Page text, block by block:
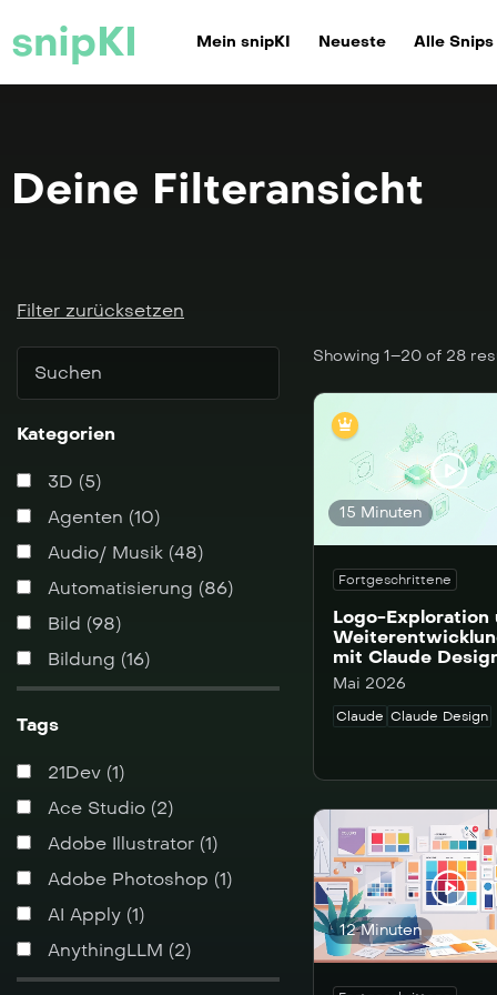
snipKI Mein snipKI Neueste Alle Snips
Deine Filteransicht
Filter zurücksetzen
Kategorien
3D (5)
Agenten (10)
Audio/ Musik (48)
Automatisierung (86)
Bild (98)
Bildung (16)
Business (138)
Chatbots & Avatare (37)
Creators (28)
Data Analytics (35)
Familie & Kinder (1)
Finanzen (3)
Fun (13)
Grundlagen (56)
Homepage (11)
Tags
21Dev (1)
Ace Studio (2)
Adobe Illustrator (1)
Adobe Photoshop (1)
AI Apply (1)
AnythingLLM (2)
Apify (6)
Showing 1–20 of 28
15 Minuten
Fortgeschrittene
Logo-Exploration
mit Claude
Mai 2026
Claude Claude Design
12 Minuten